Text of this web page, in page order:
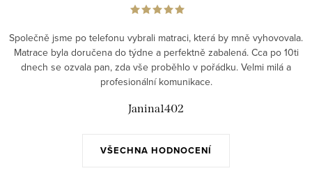
VŠECHNA HODNOCENÍ
Společně jsme po telefonu vybrali matraci, která by mně vyhovovala.
Matrace byla doručena do týdne a perfektně zabalená. Cca po 10ti
dnech se ozvala pan, zda vše proběhlo v pořádku. Velmi milá a
profesionální komunikace.
Janina1402